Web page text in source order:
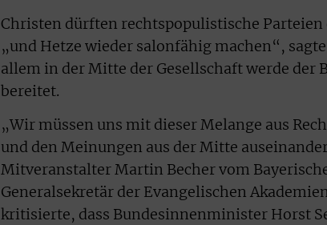
Christen dürften rechtspopulistische
„und Hetze wieder salonfähig machen“,
allem in der Mitte der Gesellschaft werde der
bereitet.
„Wir müssen uns mit dieser Melange aus
und den Meinungen aus der Mitte
Mitveranstalter Martin Becher vom
Generalsekretär der Evangelischen
kritisierte, dass Bundesinnenminister Horst